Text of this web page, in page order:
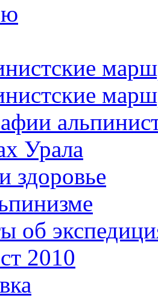
Урала
здоровье
об
2010